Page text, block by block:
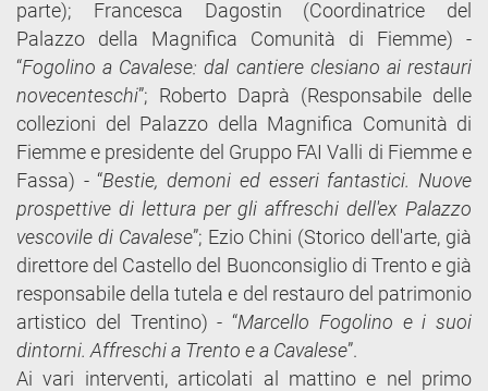
parte); Francesca Dagostin (Coordinatrice del
Palazzo della Magnifica Comunità di Fiemme) -
“Fogolino a Cavalese: dal cantiere clesiano ai restauri
novecenteschi”; Roberto Daprà (Responsabile delle
collezioni del Palazzo della Magnifica Comunità di
Fiemme e presidente del Gruppo FAI Valli di Fiemme e
Fassa) - “Bestie, demoni ed esseri fantastici. Nuove
prospettive di lettura per gli affreschi dell'ex Palazzo
vescovile di Cavalese”; Ezio Chini (Storico dell'arte, già
direttore del Castello del Buonconsiglio di Trento e già
responsabile della tutela e del restauro del patrimonio
artistico del Trentino) - “Marcello Fogolino e i suoi
dintorni. Affreschi a Trento e a Cavalese”.
Ai vari interventi, articolati al mattino e nel primo